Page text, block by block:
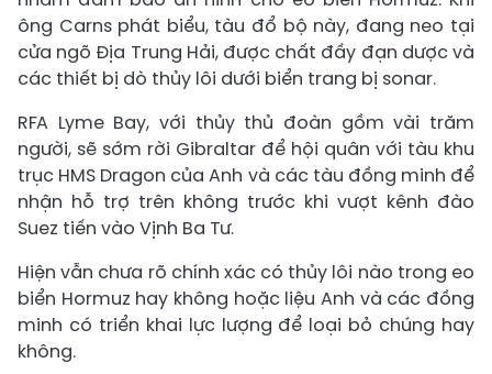
ông Carns phát biểu, tàu đổ bộ này, đang neo tại
cửa ngõ Địa Trung Hải, được chất đầy đạn dược và
các thiết bị dò thủy lôi dưới biển trang bị sonar.
RFA Lyme Bay, với thủy thủ đoàn gồm vài trăm
người, sẽ sớm rời Gibraltar để hội quân với tàu khu
trục HMS Dragon của Anh và các tàu đồng minh để
nhận hỗ trợ trên không trước khi vượt kênh đào
Suez tiến vào Vịnh Ba Tư.
Hiện vẫn chưa rõ chính xác có thủy lôi nào trong eo
biển Hormuz hay không hoặc liệu Anh và các đồng
minh có triển khai lực lượng để loại bỏ chúng hay
không.